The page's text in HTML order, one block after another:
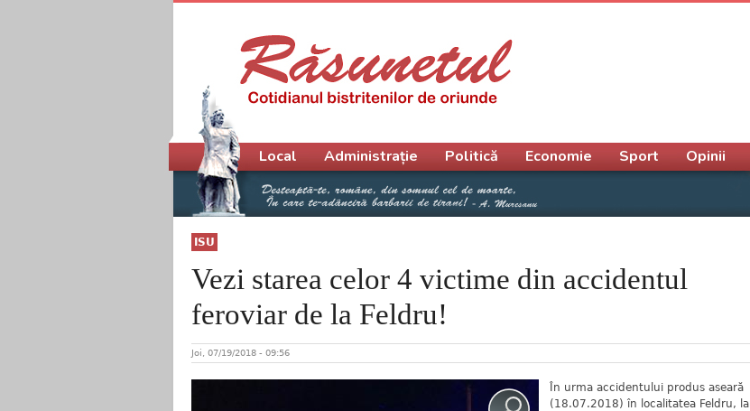
ISU
Vezi starea celor 4 victime din accidentul
feroviar de la Feldru!
Joi, 07/19/2018 - 09:56
În urma accidentului produs aseară
(18.07.2018) în localitatea Feldru, la
Meniu principal
Local Administrație Politică Economie Sport Opinii